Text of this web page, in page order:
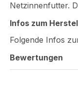
Netzinnenfutter.
Infos zum
Folgende Infos
Bewertungen